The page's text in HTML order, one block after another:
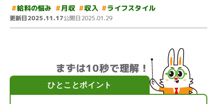
#給料の悩み #月収 #収入 #ライフスタイル
更新日2025.11.17公開日2025.01.29
まずは10秒で理解！
ひとことポイント